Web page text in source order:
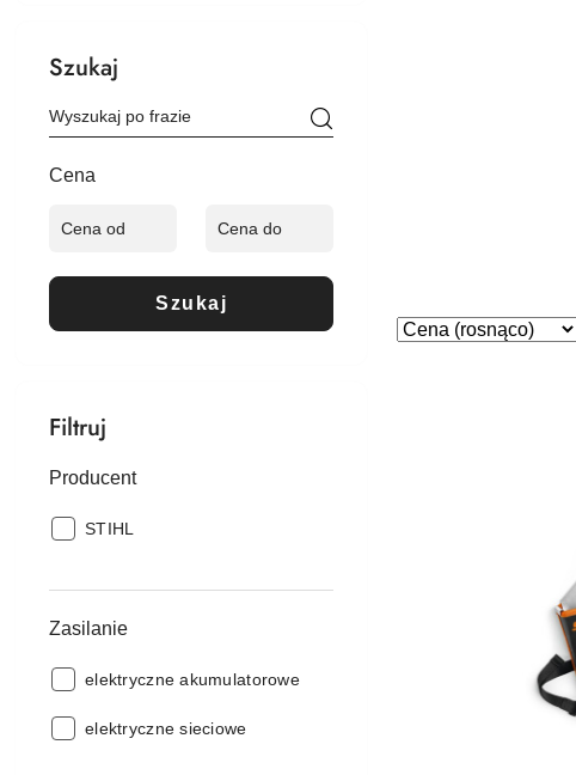
Szukaj
Cena
Szukaj
Filtruj
Producent
Producent:
STIHL
Zasilanie
Zasilanie:
elektryczne akumulatorowe
Zasilanie:
elektryczne sieciowe
Zastosowano
Sortuj